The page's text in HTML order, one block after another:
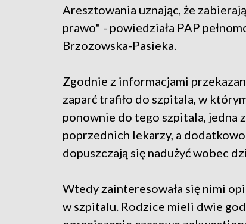
Aresztowania uznając, że
prawo" - powiedziała PAP
Brzozowska-Pasieka.
Zgodnie z informacjami
zaparć trafiło do szpitala, w
ponownie do tego szpitala, jedna
poprzednich lekarzy, a
dopuszczają się nadużyć wobec
Wtedy zainteresowała się nimi
w szpitalu. Rodzice mieli dwie